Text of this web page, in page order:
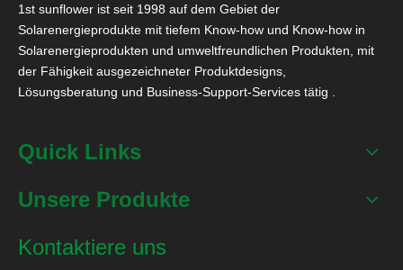
1st sunflower ist seit 1998 auf dem Gebiet der
Solarenergieprodukte mit tiefem Know-how und Know-how in
Solarenergieprodukten und umweltfreundlichen Produkten, mit
der Fähigkeit ausgezeichneter Produktdesigns,
Lösungsberatung und Business-Support-Services tätig .
Quick Links
Unsere Produkte
Kontaktiere uns